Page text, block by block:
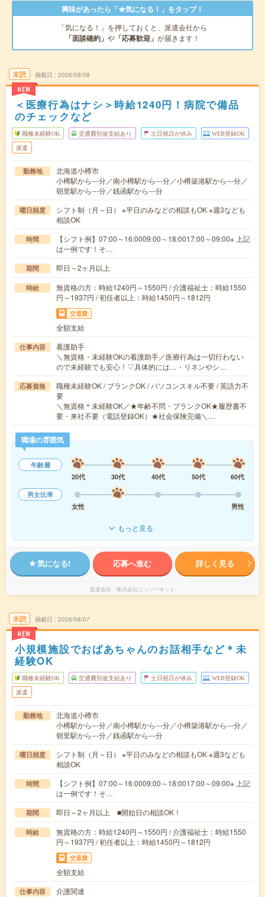
興味があったら「★気になる！」をタップ！
「気になる！」を押しておくと、派遣会社から
「面談確約」 や 「応募歓迎」 が届きます！
未読
NEW
掲載日 2026/08/08
＜医療行為はナシ＞時給1240円！病院で備品
のチェックなど
職種未経験OK 交通費別途支給あり 土日祝日が休み WEB登録OK
派遣
勤務地
北海道小樽市
小樽駅から---分／南小樽駅から---分／小樽築港駅から---分／
朝里駅から---分／銭函駅から---分
曜日頻度
シフト制（月～日） ※平日のみなどの相談もOK ※週3なども
相談OK
時間
【シフト例】07:00～16:0009:00～18:0017:00～09:00※ 上記
は一例です！そ…
期間 即日～2ヶ月以上
時給
無資格の方：時給1240円～1550円 / 介護福祉士：時給1550
円～1937円 / 初任者以上：時給1450円～1812円
交通費
全額支給
仕事内容
看護助手
＼無資格・未経験OKの看護助手／医療行為は一切行わない
ので未経験でも安心！▽具体的には…・リネンやシ…
応募資格
職種未経験OK / ブランクOK / パソコンスキル不要 / 英語力不
要
＼無資格＊未経験OK／★年齢不問・ブランクOK★履歴書不
要・来社不要（電話登録OK）★社会保険完備＼…
職場の雰囲気
年齢層
20代
30代 40代 50代
60代
男女比率
女性
男性
もっと見る
気になる! 応募へ進む 詳しく見る
派遣会社 株式会社ニッソーネット
未読
NEW
掲載日 2026/08/07
小規模施設でおばあちゃんのお話相手など＊未
経験OK
職種未経験OK 交通費別途支給あり 土日祝日が休み WEB登録OK
派遣
勤務地
北海道小樽市
小樽駅から---分／南小樽駅から---分／小樽築港駅から---分／
朝里駅から---分／銭函駅から---分
曜日頻度
シフト制（月～日） ※平日のみなどの相談もOK ※週3なども
相談OK
時間
【シフト例】07:00～16:0009:00～18:0017:00～09:00※ 上記
は一例です！そ…
期間 即日～2ヶ月以上 ■開始日の相談OK！
時給
無資格の方：時給1240円～1550円 / 介護福祉士：時給1550
円～1937円 / 初任者以上：時給1450円～1812円
交通費
全額支給
仕事内容
介護関連